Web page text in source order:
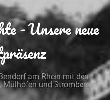
- Unsere neue
am Rhein mit den
Mülhofen und Stromberg